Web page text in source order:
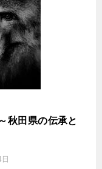
秋田県の伝承と